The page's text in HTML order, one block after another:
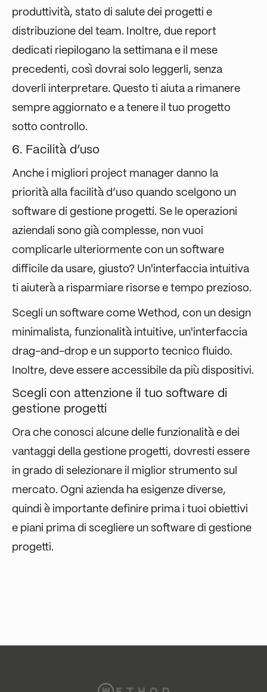
produttività, stato di salute dei progetti e
distribuzione del team. Inoltre, due report
dedicati riepilogano la settimana e il mese
precedenti, così dovrai solo leggerli, senza
doverli interpretare. Questo ti aiuta a rimanere
sempre aggiornato e a tenere il tuo progetto
sotto controllo.
6. Facilità d’uso
Anche i migliori project manager danno la
priorità alla facilità d’uso quando scelgono un
software di gestione progetti. Se le operazioni
aziendali sono già complesse, non vuoi
complicarle ulteriormente con un software
difficile da usare, giusto? Un'interfaccia intuitiva
ti aiuterà a risparmiare risorse e tempo prezioso.
Scegli un software come Wethod, con un design
minimalista, funzionalità intuitive, un'interfaccia
drag-and-drop e un supporto tecnico fluido.
Inoltre, deve essere accessibile da più dispositivi.
Scegli con attenzione il tuo software di
gestione progetti
Ora che conosci alcune delle funzionalità e dei
vantaggi della gestione progetti, dovresti essere
in grado di selezionare il miglior strumento sul
mercato. Ogni azienda ha esigenze diverse,
quindi è importante definire prima i tuoi obiettivi
e piani prima di scegliere un software di gestione
progetti.